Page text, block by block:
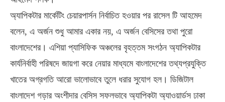
অ্যাপিকটার মার্কেটিং চেয়ারপার্সন নির্বাচিত হওয়ার পর রাসেল টি আহমেদ
বলেন, এ অর্জন শুধু আমার একার নয়, এ অর্জন বেসিসের তথা পুরো
বাংলাদেশের। এশিয়া প্যাসিফিক অঞ্চলের বৃহত্তম সংগঠন অ্যাপিকটার
কার্যনির্বাহী পরিষদে জায়গা করে নেয়ার মাধ্যমে বাংলাদেশের তথ্যপ্রযুক্তি
খাতের অগ্রগতি আরো ভালোভাবে তুলে ধরার সুযোগ হল। ডিজিটাল
বাংলাদেশ গড়ার অংশীদার বেসিস সফলভাবে অ্যাপিকটা অ্যাওয়ার্ডস ঢাকা